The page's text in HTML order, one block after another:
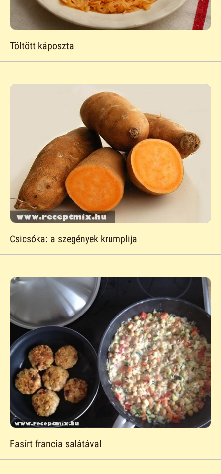
Töltött káposzta
Csicsóka: a szegények krumplija
Fasírt francia salátával